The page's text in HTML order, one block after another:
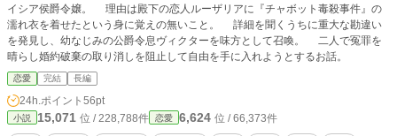
イシア侯爵令嬢。 理由は殿下の恋人ルーザリアに『チャボット毒殺事件』の
濡れ衣を着せたという身に覚えの無いこと。 詳細を聞くうちに重大な勘違い
を発見し、幼なじみの公爵令息ヴィクターを味方として召喚。 二人で冤罪を
晴らし婚約破棄の取り消しを阻止して自由を手に入れようとするお話。
恋愛 完結 長編
24h.ポイント 56pt
小説 15,071 位 / 228,788件 恋愛 6,624 位 / 66,373件